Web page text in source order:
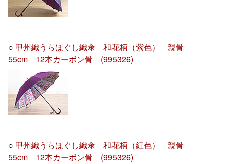
○ 甲州織うらほぐし織傘 和花柄（紫色） 親骨
55cm 12本カーボン骨 (995326)
○ 甲州織うらほぐし織傘 和花柄（紅色） 親骨
55cm 12本カーボン骨 (995326)